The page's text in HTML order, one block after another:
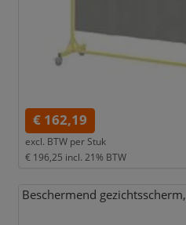
€ 162,19
excl. BTW per Stuk
€ 196,25 incl. 21% BTW
Beschermend gezichtsscherm,